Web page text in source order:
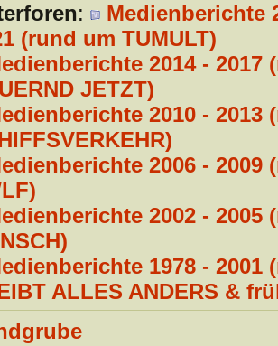
:
Medienberichte
(rund um TUMULT)
2014 - 2017
JETZT)
2010 - 2013
2006 - 2009
2002 - 2005
1978 - 2001
ALLES ANDERS &